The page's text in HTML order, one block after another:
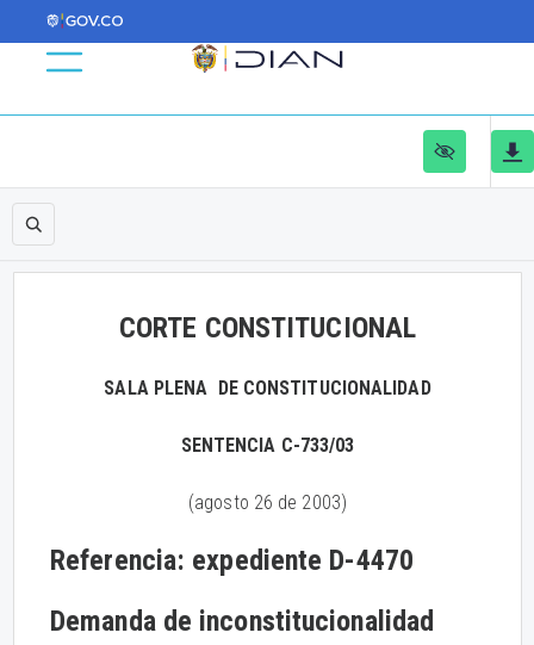
CORTE CONSTITUCIONAL
SALA PLENA DE CONSTITUCIONALIDAD
SENTENCIA C-733/03
(agosto 26 de 2003)
Referencia: expediente D-4470
Demanda de inconstitucionalidad